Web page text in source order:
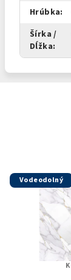
Hrúbka:
Šírka /
Dĺžka:
Vodeodolný